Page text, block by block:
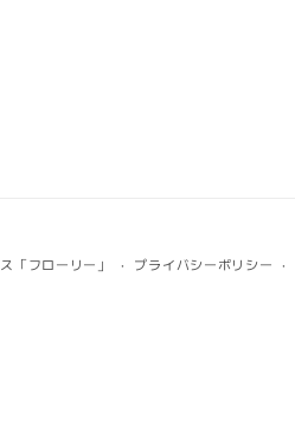
「フローリー」 プライバシーポリシー